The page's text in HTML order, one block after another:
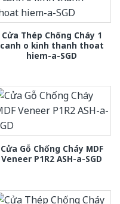
Cửa Thép Chống Cháy 1
canh o kinh thanh thoat
hiem-a-SGD
Cửa Gỗ Chống Cháy MDF
Veneer P1R2 ASH-a-SGD